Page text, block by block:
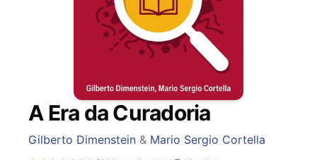
A Era da Curadoria
Gilberto Dimenstein & Mario Sergio Cortella